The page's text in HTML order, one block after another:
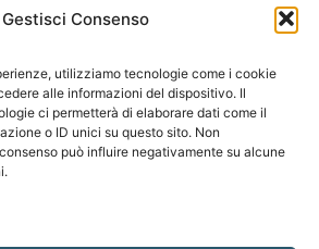
Gestisci Consenso
utilizziamo tecnologie come i cookie
alle informazioni del dispositivo. Il
ci permetterà di elaborare dati come il
o ID unici su questo sito. Non
può influire negativamente su alcune